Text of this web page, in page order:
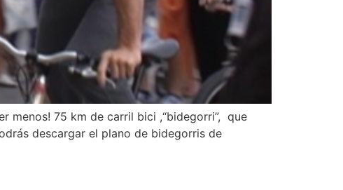
menos! 75 km de carril bici ,“bidegorri”, que
descargar el plano de bidegorris de